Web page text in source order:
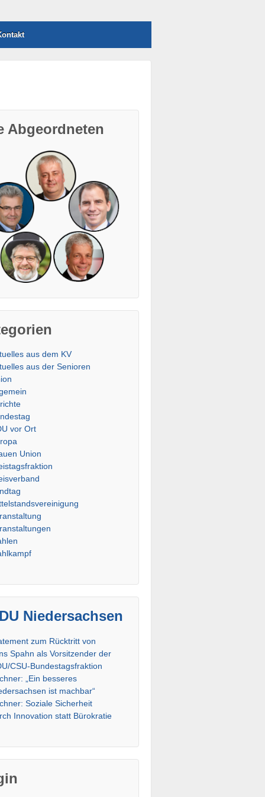
Abgeordneten
aus dem KV
aus der Senioren
vor Ort
Union
Niedersachsen
zum Rücktritt von
Spahn als Vorsitzender der
CSU-Bundestagsfraktion
„Ein besseres
ist machbar“
Soziale Sicherheit
Innovation statt Bürokratie